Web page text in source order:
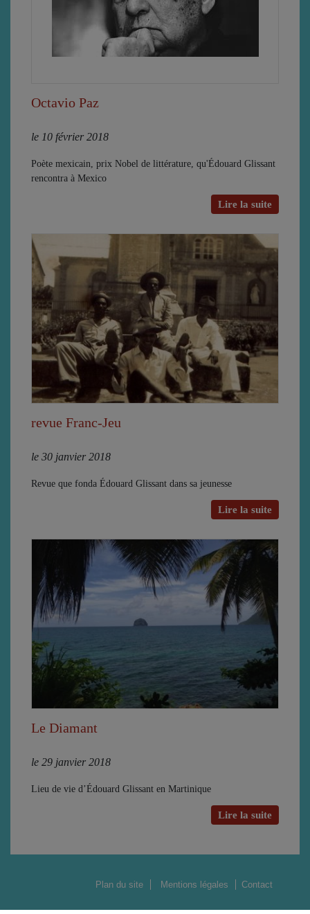
Octavio Paz
le 10 février 2018
Poète mexicain, prix Nobel de littérature, qu'Édouard Glissant
rencontra à Mexico
Lire la suite
revue Franc-Jeu
le 30 janvier 2018
Revue que fonda Édouard Glissant dans sa jeunesse
Lire la suite
Le Diamant
le 29 janvier 2018
Lieu de vie d’Édouard Glissant en Martinique
Lire la suite
Plan du site Mentions légales Contact